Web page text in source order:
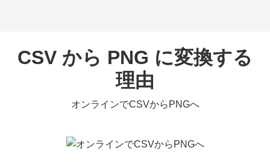
CSV から PNG に変換する
理由
オンラインでCSVからPNGへ